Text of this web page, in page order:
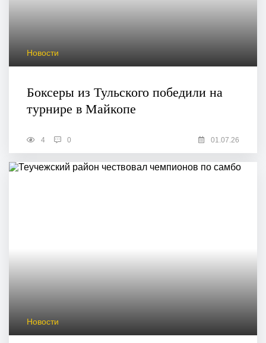
Новости
Боксеры из Тульского победили на
турнире в Майкопе
4 0 01.07.26
Новости